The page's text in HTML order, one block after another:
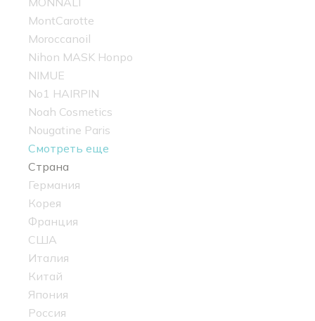
MontCarotte
Moroccanoil
Nihon MASK Honpo
NIMUE
No1 HAIRPIN
Noah Cosmetics
Nougatine Paris
Смотреть еще
Страна
Германия
Корея
Франция
США
Италия
Китай
Япония
Россия